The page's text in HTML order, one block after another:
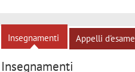
Insegnamenti Appelli d'esame
Insegnamenti